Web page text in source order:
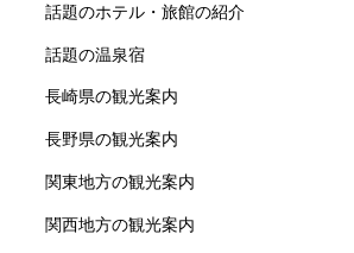
話題のホテル・旅館の紹介
話題の温泉宿
長崎県の観光案内
長野県の観光案内
関東地方の観光案内
関西地方の観光案内